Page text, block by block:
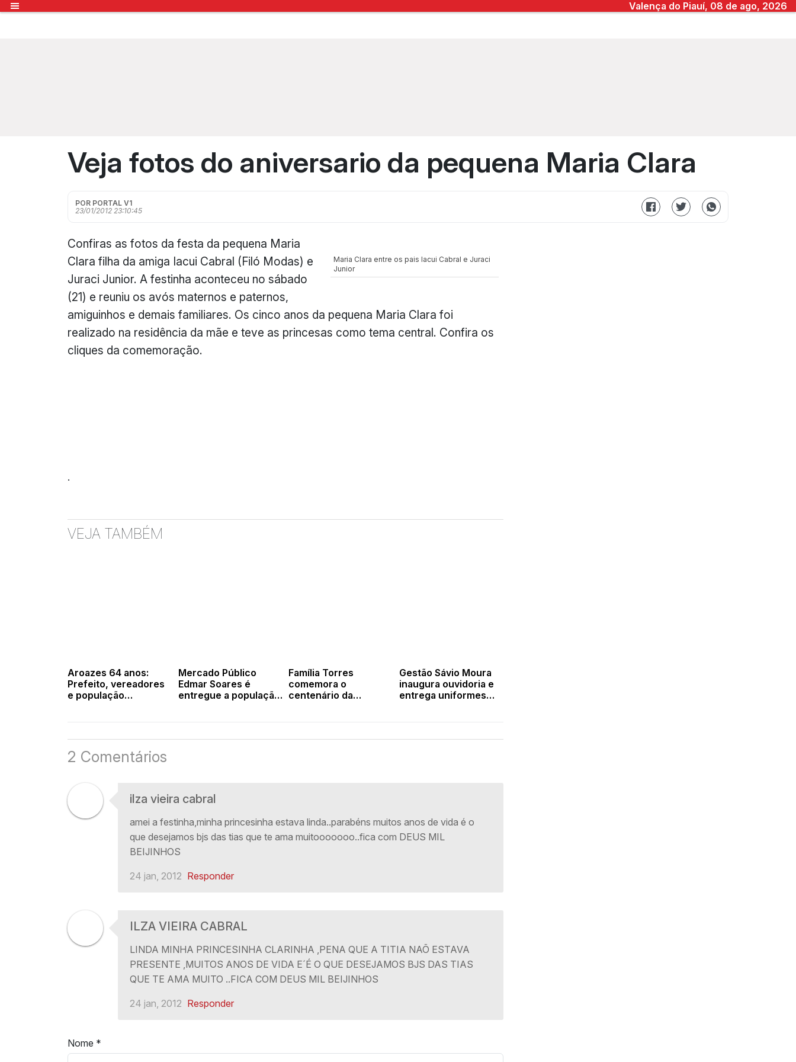
Valença do Piauí, 08 de ago, 2026
Veja fotos do aniversario da pequena Maria Clara
POR PORTAL V1
23/01/2012 23:10:45
Maria Clara entre os pais Iacui Cabral e Juraci
Junior
Confiras as fotos da festa da pequena Maria
Clara filha da amiga Iacui Cabral (Filó Modas) e
Juraci Junior. A festinha aconteceu no sábado
(21) e reuniu os avós maternos e paternos,
amiguinhos e demais familiares. Os cinco anos da pequena Maria Clara foi
realizado na residência da mãe e teve as princesas como tema central. Confira os
cliques da comemoração.
.
VEJA TAMBÉM
Aroazes 64 anos:
Prefeito, vereadores
e população
Mercado Público
Edmar Soares é
entregue a população
produtos locais
Família Torres
comemora o
centenário da
Gestão Sávio Moura
inaugura ouvidoria e
entrega uniformes
2 Comentários
ilza vieira cabral
amei a festinha,minha princesinha estava linda..parabéns muitos anos de vida é o
que desejamos bjs das tias que te ama muitooooooo..fica com DEUS MIL
BEIJINHOS
24 jan, 2012 Responder
ILZA VIEIRA CABRAL
LINDA MINHA PRINCESINHA CLARINHA ,PENA QUE A TITIA NAÕ ESTAVA
PRESENTE ,MUITOS ANOS DE VIDA E´É O QUE DESEJAMOS BJS DAS TIAS
QUE TE AMA MUITO ..FICA COM DEUS MIL BEIJINHOS
24 jan, 2012 Responder
Nome *